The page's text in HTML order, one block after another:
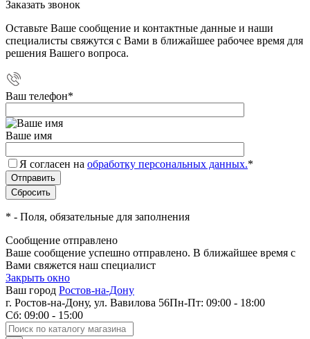
Заказать звонок
Оставьте Ваше сообщение и контактные данные и наши
специалисты свяжутся с Вами в ближайшее рабочее время для
решения Вашего вопроса.
Ваш телефон*
Ваше имя
Я согласен на обработку персональных данных.*
* - Поля, обязательные для заполнения
Сообщение отправлено
Ваше сообщение успешно отправлено. В ближайшее время с
Вами свяжется наш специалист
Закрыть окно
Ваш город Ростов-на-Дону
г. Ростов-на-Дону, ул. Вавилова 56Пн-Пт: 09:00 - 18:00
Сб: 09:00 - 15:00